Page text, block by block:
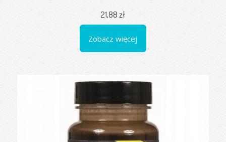
21,88 zł
Zobacz więcej